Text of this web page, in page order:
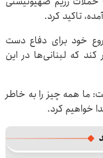
تاکید کرد.
خود برای دفاع دست
که لبنانی‌ها در این
ما همه چیز را به خاطر
خواهیم کرد.